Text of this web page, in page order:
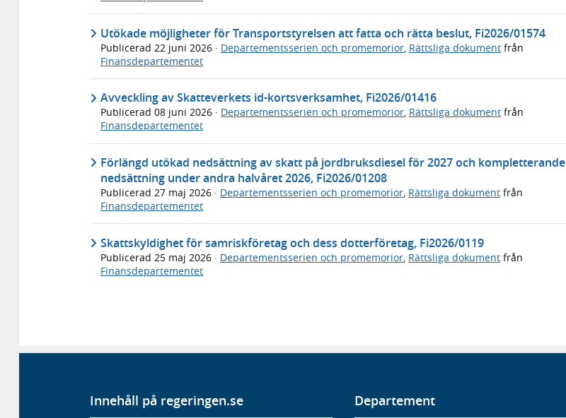
Utökade möjligheter för Transportstyrelsen att fatta och rätta beslut, Fi2026/01574
Publicerad 22 juni 2026 · Departementsserien och promemorior Rättsliga dokument från
Finansdepartementet
Avveckling av Skatteverkets id-kortsverksamhet, Fi2026/01416
Publicerad 08 juni 2026 · Departementsserien och promemorior, Rättsliga dokument från
Finansdepartementet
Förlängd utökad nedsättning av skatt på jordbruksdiesel för 2027 och kompletterande
nedsättning under andra halvåret 2026, Fi2026/01208
Publicerad 27 maj 2026 · Departementsserien och promemorior, Rättsliga dokument från
Finansdepartementet
Skattskyldighet för samriskföretag och dess dotterföretag, Fi2026/0119
Publicerad 25 maj 2026 · Departementsserien och promemorior Rättsliga dokument från
Finansdepartementet
Innehåll på regeringen.se Departement